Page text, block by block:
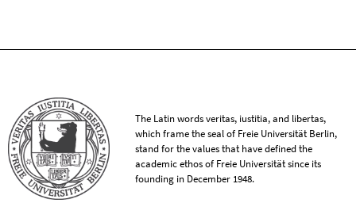
The Latin words veritas, iustitia, and libertas,
which frame the seal of Freie Universität Berlin,
stand for the values that have defined the
academic ethos of Freie Universität since its
founding in December 1948.